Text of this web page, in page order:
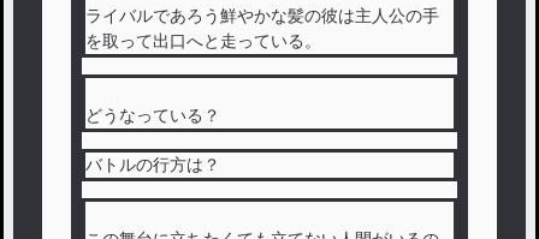
ライバルであろう鮮やかな髪の彼は主人公の手
を取って出口へと走っている。
どうなっている？
バトルの行方は？